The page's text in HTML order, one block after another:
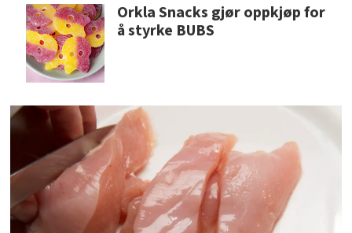
Orkla Snacks gjør oppkjøp for
å styrke BUBS